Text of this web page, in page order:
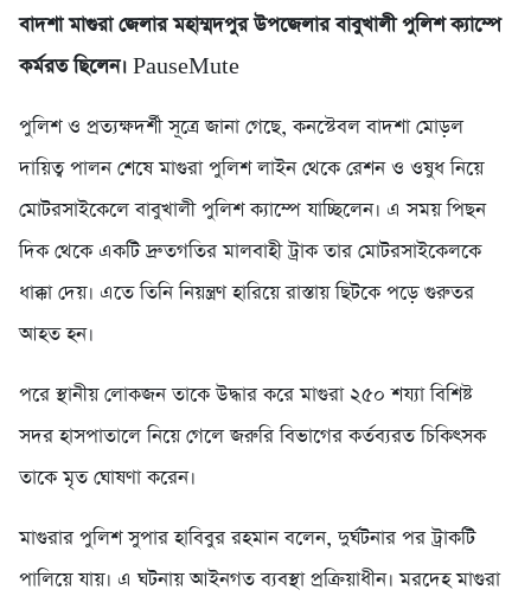
বাদশা মাগুরা জেলার মহাম্মদপুর উপজেলার বাবুখালী পুলিশ ক্যাম্পে
কর্মরত ছিলেন। PauseMute
পুলিশ ও প্রত্যক্ষদর্শী সূত্রে জানা গেছে, কনস্টেবল বাদশা মোড়ল
দায়িত্ব পালন শেষে মাগুরা পুলিশ লাইন থেকে রেশন ও ওষুধ নিয়ে
মোটরসাইকেলে বাবুখালী পুলিশ ক্যাম্পে যাচ্ছিলেন। এ সময় পিছন
দিক থেকে একটি দ্রুতগতির মালবাহী ট্রাক তার মোটরসাইকেলকে
ধাক্কা দেয়। এতে তিনি নিয়ন্ত্রণ হারিয়ে রাস্তায় ছিটকে পড়ে গুরুতর
আহত হন।
পরে স্থানীয় লোকজন তাকে উদ্ধার করে মাগুরা ২৫০ শয্যা বিশিষ্ট
সদর হাসপাতালে নিয়ে গেলে জরুরি বিভাগের কর্তব্যরত চিকিৎসক
তাকে মৃত ঘোষণা করেন।
মাগুরার পুলিশ সুপার হাবিবুর রহমান বলেন, দুর্ঘটনার পর ট্রাকটি
পালিয়ে যায়। এ ঘটনায় আইনগত ব্যবস্থা প্রক্রিয়াধীন। মরদেহ মাগুরা